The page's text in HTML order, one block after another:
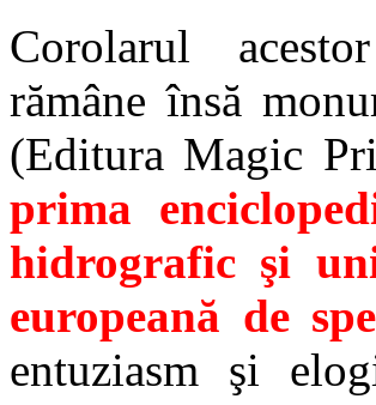
Corolarul
rămâne însă
(Editura Magic
prima
hidrografic şi
europeană de
entuziasm şi